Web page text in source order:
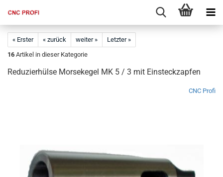
« Erster « zurück weiter »
Letzter »
16 Artikel in dieser Kategorie
Reduzierhülse Morsekegel MK 5 / 3 mit Einsteckzapfen
CNC Profi